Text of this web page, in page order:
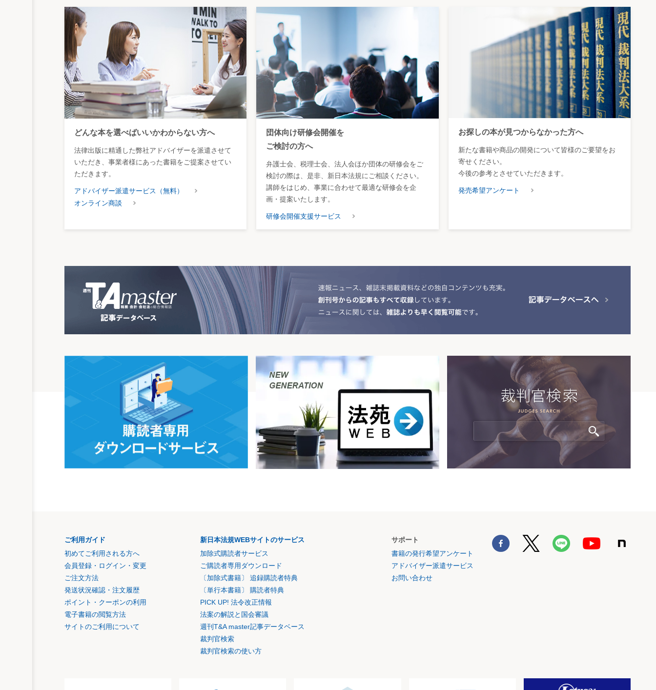
どんな本を選べばいいかわからない方へ
法律出版に精通した弊社アドバイザーを派遣させて
いただき、事業者様にあった書籍をご提案させてい
ただきます。
アドバイザー派遣サービス（無料）
オンライン商談
団体向け研修会開催を
ご検討の方へ
弁護士会、税理士会、法人会ほか団体の研修会をご
検討の際は、是非、新日本法規にご相談ください。
講師をはじめ、事業に合わせて最適な研修会を企
画・提案いたします。
研修会開催支援サービス
お探しの本が見つからなかった方へ
新たな書籍や商品の開発について皆様のご要望をお
寄せください。
今後の参考とさせていただきます。
発売希望アンケート
ご利用ガイド
初めてご利用される方へ
会員登録・ログイン・変更
ご注文方法
発送状況確認・注文履歴
ポイント・クーポンの利用
電子書籍の閲覧方法
サイトのご利用について
新日本法規WEBサイトのサービス
加除式購読者サービス
ご購読者専用ダウンロード
〔加除式書籍〕 追録購読者特典
〔単行本書籍〕 購読者特典
PICK UP! 法令改正情報
法案の解説と国会審議
週刊T&A master記事データベース
裁判官検索
裁判官検索の使い方
サポート
書籍の発行希望アンケート
アドバイザー派遣サービス
お問い合わせ